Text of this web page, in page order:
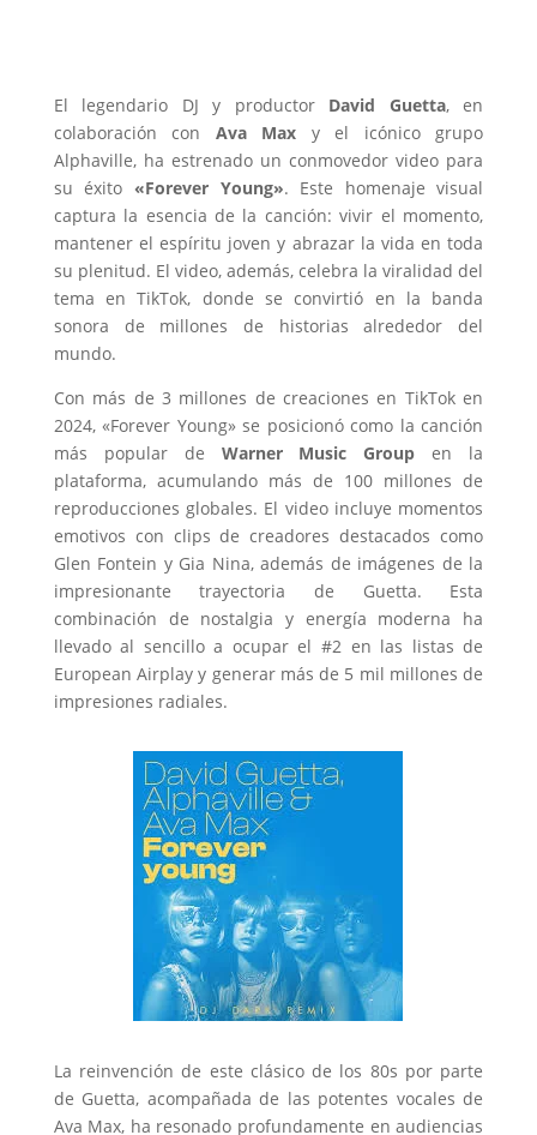
El legendario DJ y productor David Guetta, en
colaboración con Ava Max y el icónico grupo
Alphaville, ha estrenado un conmovedor video para
su éxito «Forever Young». Este homenaje visual
captura la esencia de la canción: vivir el momento,
mantener el espíritu joven y abrazar la vida en toda
su plenitud. El video, además, celebra la viralidad del
tema en TikTok, donde se convirtió en la banda
sonora de millones de historias alrededor del
mundo.
Con más de 3 millones de creaciones en TikTok en
2024, «Forever Young» se posicionó como la canción
más popular de Warner Music Group en la
plataforma, acumulando más de 100 millones de
reproducciones globales. El video incluye momentos
emotivos con clips de creadores destacados como
Glen Fontein y Gia Nina, además de imágenes de la
impresionante trayectoria de Guetta. Esta
combinación de nostalgia y energía moderna ha
llevado al sencillo a ocupar el #2 en las listas de
European Airplay y generar más de 5 mil millones de
impresiones radiales.
La reinvención de este clásico de los 80s por parte
de Guetta, acompañada de las potentes vocales de
Ava Max, ha resonado profundamente en audiencias